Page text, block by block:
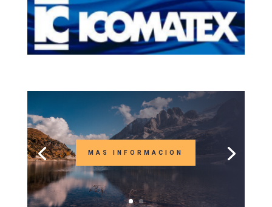
MAS INFORMACION